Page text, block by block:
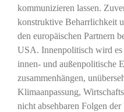
kommunizieren lassen.
konstruktive Beharrlichkeit
den europäischen Partnern
USA. Innenpolitisch wird es
innen- und außenpolitische
zusammenhängen,
Klimaanpassung,
nicht absehbaren Folgen